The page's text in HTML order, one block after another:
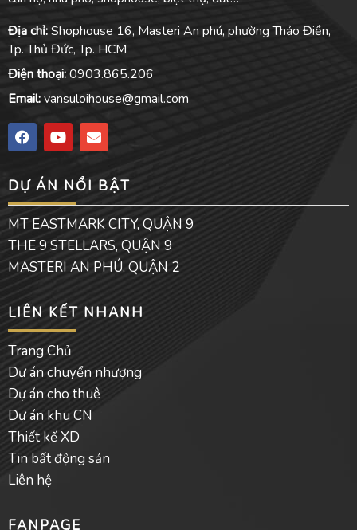
Địa chỉ:Shophouse 16, Masteri An phú, phường Thảo Điền,
Tp. Thủ Đức, Tp. HCM
Điện thoại:0903.865.206
Email:vansuloihouse@gmail.com
F
a
c
b
o
o
k
Y
o
u
u
b
e
E
n
v
o
p
e
DỰ ÁN NỔI BẬT
MT EASTMARK CITY, QUẬN 9
THE 9 STELLARS, QUẬN 9
MASTERI AN PHÚ, QUẬN 2
LIÊN KẾT NHANH
Trang Chủ
Dự án chuyển nhượng
Dự án cho thuê
Dự án khu CN
Thiết kế XD
Tin bất động sản
Liên hệ
FANPAGE